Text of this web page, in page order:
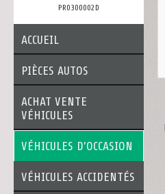
PR0300002D
ACCUEIL
PIÈCES AUTOS
ACHAT VENTE
VÉHICULES
VÉHICULES D'OCCASION
VÉHICULES ACCIDENTÉS